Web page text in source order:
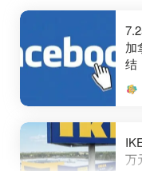
加
结
万